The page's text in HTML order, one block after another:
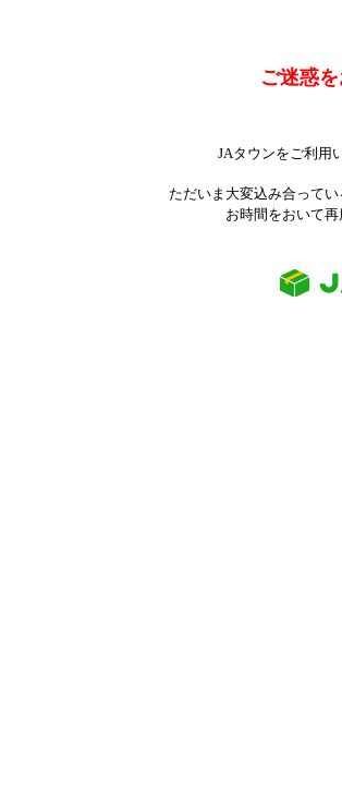
ご迷惑
JAタウンをご利用
ただいま大変込み合って
お時間をおいて